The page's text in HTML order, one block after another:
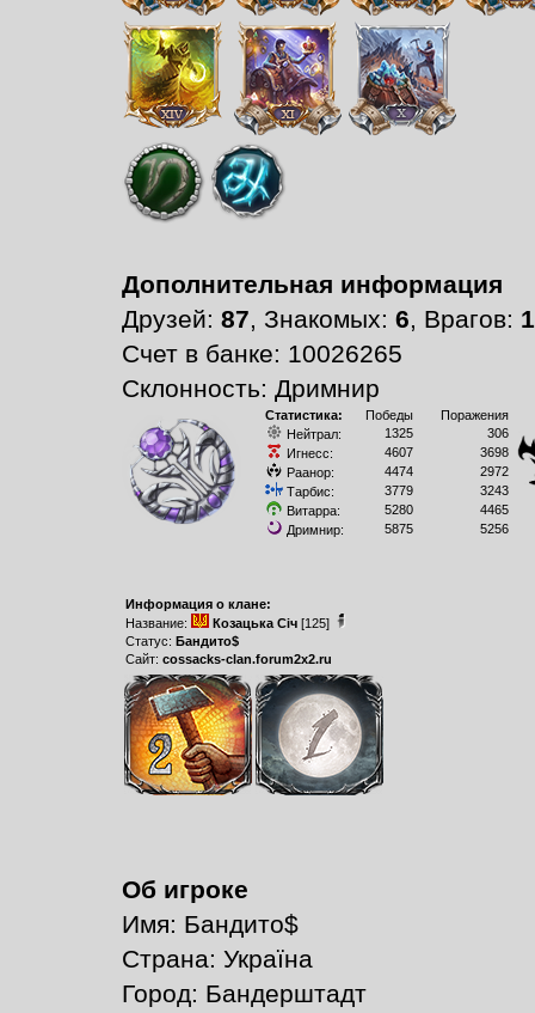
Дополнительная информация
Друзей: 87, Знакомых: 6, Врагов:
Счет в банке: 10026265
Склонность: Дримнир
Статистика: Победы
Поражения
Нейтрал:
1325
306
Игнесс:
4607
3698
Раанор:
4474
2972
Тарбис:
3779
3243
Витарра:
5280
4465
Дримнир:
5875 5256
Информация о клане:
Название:
Козацька Сiч[125]
Статус: Бандито$
Сайт: cossacks-clan.forum2x2.ru
Об игроке
Имя: Бандито$
Страна: Україна
Город: Бандерштадт